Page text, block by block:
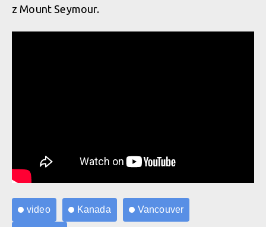
z Mount Seymour.
video Kanada Vancouver